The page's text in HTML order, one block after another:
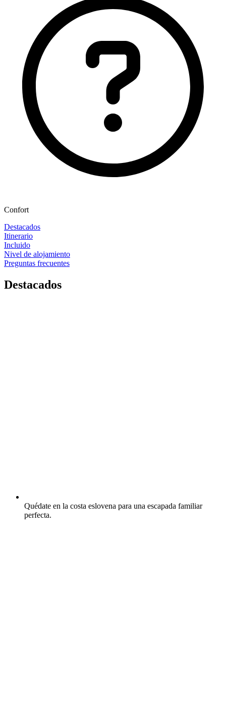
Confort
Destacados
Itinerario
Incluido
Nivel de alojamiento
Preguntas frecuentes
Destacados
Quédate en la costa eslovena para una escapada familiar
perfecta.